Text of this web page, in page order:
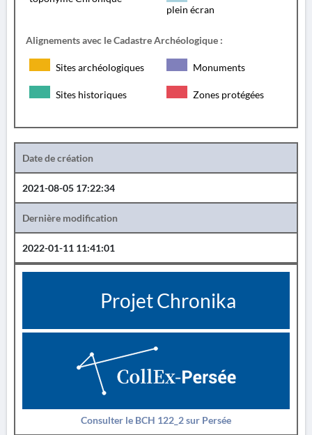
plein écran
Alignements avec le Cadastre Archéologique :
Sites archéologiques Monuments
Sites historiques Zones protégées
Date de création
2021-08-05 17:22:34
Dernière modification
2022-01-11 11:41:01
Projet Chronika
Consulter le BCH 122_2 sur Persée